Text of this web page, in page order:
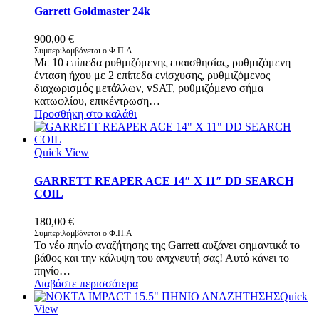
Garrett Goldmaster 24k
900,00 €
Συμπεριλαμβάνεται ο Φ.Π.Α
Με 10 επίπεδα ρυθμιζόμενης ευαισθησίας, ρυθμιζόμενη
ένταση ήχου με 2 επίπεδα ενίσχυσης, ρυθμιζόμενος
διαχωρισμός μετάλλων, vSAT, ρυθμιζόμενο σήμα
κατωφλίου, επικέντρωση…
Προσθήκη στο καλάθι
Quick View
GARRETT REAPER ACE 14″ X 11″ DD SEARCH
COIL
180,00 €
Συμπεριλαμβάνεται ο Φ.Π.Α
Το νέο πηνίο αναζήτησης της Garrett αυξάνει σημαντικά το
βάθος και την κάλυψη του ανιχνευτή σας! Αυτό κάνει το
πηνίο…
Διαβάστε περισσότερα
Quick
View